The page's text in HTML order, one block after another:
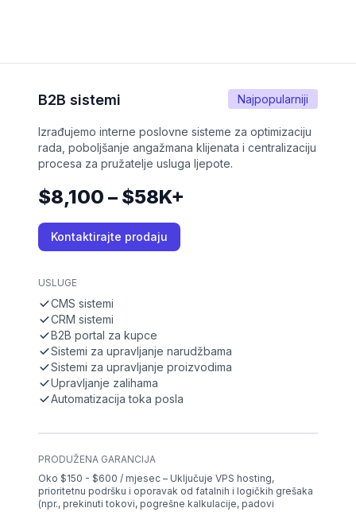
Najpopularniji
B2B sistemi
Izrađujemo interne poslovne sisteme za optimizaciju
rada, poboljšanje angažmana klijenata i centralizaciju
procesa za pružatelje usluga ljepote.
$8,100 – $58K+
Kontaktirajte prodaju
USLUGE
CMS sistemi
CRM sistemi
B2B portal za kupce
Sistemi za upravljanje narudžbama
Sistemi za upravljanje proizvodima
Upravljanje zalihama
Automatizacija toka posla
PRODUŽENA GARANCIJA
Oko $150 - $600 / mjesec – Uključuje VPS hosting,
prioritetnu podršku i oporavak od fatalnih i logičkih grešaka
(npr., prekinuti tokovi, pogrešne kalkulacije, padovi